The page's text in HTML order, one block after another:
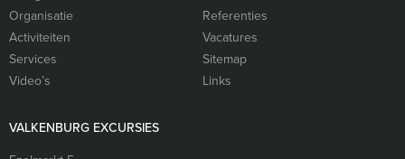
Organisatie
Referenties
Activiteiten
Vacatures
Services
Sitemap
Video’s
Links
VALKENBURG EXCURSIES